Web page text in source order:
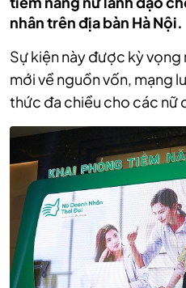
nhân trên địa bàn Hà Nội.
Sự kiện này được kỳ
mới về nguồn vốn, mạng
thức đa chiều cho các nữ